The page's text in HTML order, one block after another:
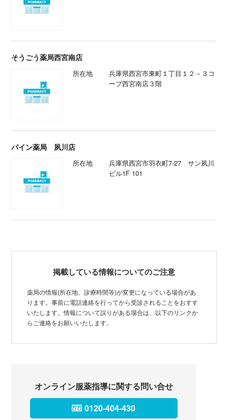
そうごう薬局西宮南店
所在地
兵庫県西宮市東町１丁目１２－３コ
ープ西宮南店３階
パイン薬局 夙川店
所在地
兵庫県西宮市羽衣町7-27 サン夙川
ビル1F 101
掲載している情報についてのご注意
薬局の情報(所在地、診療時間等)が変更になっている場合があ
ります。事前に電話連絡を行ってから受診されることをおすす
いたします。情報について誤りがある場合は、以下のリンクか
らご連絡をお願いいたします。
オンライン服薬指導に関する問い合せ
0120-404-430